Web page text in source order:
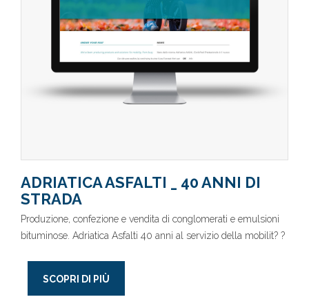
ADRIATICA ASFALTI _ 40 ANNI DI
STRADA
Produzione, confezione e vendita di conglomerati e emulsioni
bituminose. Adriatica Asfalti 40 anni al servizio della mobilit? ?
SCOPRI DI PIÙ